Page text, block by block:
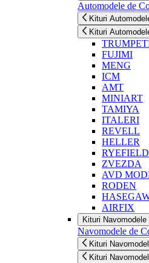
Automodele de
Kituri
Kituri
FUJIMI
MENG
ICM
AMT
MINIART
TAMIYA
ITALERI
REVELL
HELLER
ZVEZDA
AVD
RODEN
AIRFIX
Kituri
Navomodele de
Kituri
Kituri